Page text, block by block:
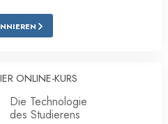
ONLINE-KURS
Die Technologie
des Studierens